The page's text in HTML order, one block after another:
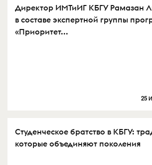
Директор ИМТиИГ КБГУ Рамазан
в составе экспертной группы
«Приоритет...
25
Студенческое братство в КБГУ:
которые объединяют поколения